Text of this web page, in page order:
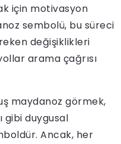
için motivasyon
sembolü, bu süreci
değişiklikleri
arama çağrısı
maydanoz görmek,
gibi duygusal
Ancak, her